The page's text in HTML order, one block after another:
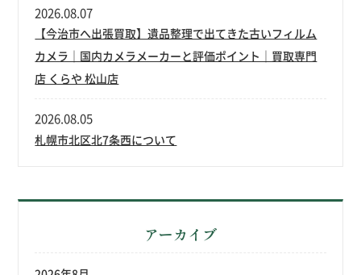
【今治市へ出張買取】遺品整理で出てきた古いフィルム
カメラ｜国内カメラメーカーと評価ポイント｜買取専門
店 くらや 松山店
2026.08.07
札幌市北区北7条西について
2026.08.05
アーカイブ